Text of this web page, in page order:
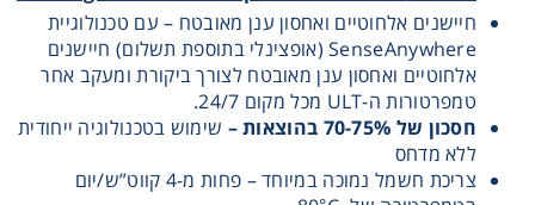
חיישנים אלחוטיים ואחסון ענן מאובטח – עם טכנולוגיית
SenseAnywhere (אופצינלי בתוספת תשלום) חיישנים
אלחוטיים ואחסון ענן מאובטח לצורך ביקורת ומעקב אחר
טמפרטורות ה-ULT מכל מקום 24/7.
חסכון של 70-75% בהוצאות –
שימוש בטכנולוגיה ייחודית
ללא מדחס
צריכת חשמל נמוכה במיוחד – פחות מ-4 קווט”ש/יום
Liquid Handling
Plasticware
Reagents & Kits